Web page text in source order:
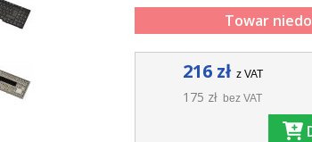
Towar
216 zł z VAT
175 zł bez VAT